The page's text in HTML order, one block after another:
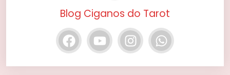
Blog Ciganos do Tarot